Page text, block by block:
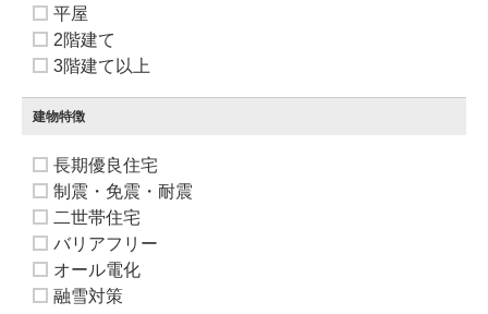
平屋
2階建て
3階建て以上
建物特徴
長期優良住宅
制震・免震・耐震
二世帯住宅
バリアフリー
オール電化
融雪対策